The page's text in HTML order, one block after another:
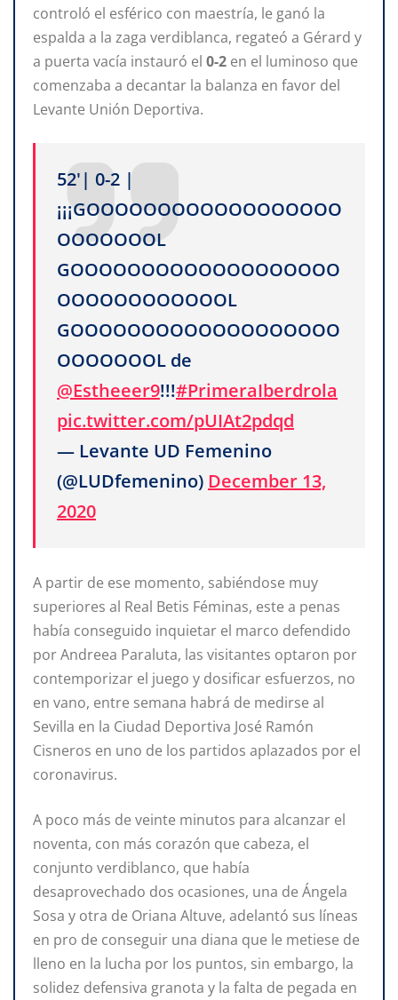
controló el esférico con maestría, le ganó la
espalda a la zaga verdiblanca, regateó a Gérard y
a puerta vacía instauró el 0-2 en el luminoso que
comenzaba a decantar la balanza en favor del
Levante Unión Deportiva.
52'| 0-2 |
¡¡¡GOOOOOOOOOOOOOOOOOO
OOOOOOOL
GOOOOOOOOOOOOOOOOOOO
OOOOOOOOOOOOL
GOOOOOOOOOOOOOOOOOOO
OOOOOOOL de
@Estheeer9!!!#PrimeraIberdrola
pic.twitter.com/pUIAt2pdqd
— Levante UD Femenino
(@LUDfemenino) December 13,
2020
A partir de ese momento, sabiéndose muy
superiores al Real Betis Féminas, este a penas
había conseguido inquietar el marco defendido
por Andreea Paraluta, las visitantes optaron por
contemporizar el juego y dosificar esfuerzos, no
en vano, entre semana habrá de medirse al
Sevilla en la Ciudad Deportiva José Ramón
Cisneros en uno de los partidos aplazados por el
coronavirus.
A poco más de veinte minutos para alcanzar el
noventa, con más corazón que cabeza, el
conjunto verdiblanco, que había
desaprovechado dos ocasiones, una de Ángela
Sosa y otra de Oriana Altuve, adelantó sus líneas
en pro de conseguir una diana que le metiese de
lleno en la lucha por los puntos, sin embargo, la
solidez defensiva granota y la falta de pegada en